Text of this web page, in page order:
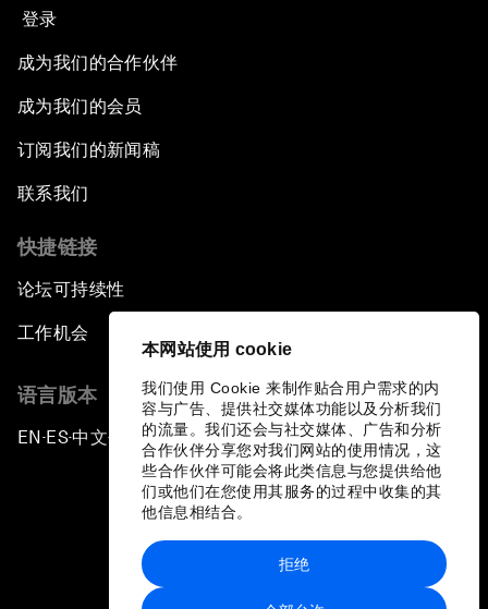
本网站使用 cookie
我们使用 Cookie 来制作贴合用户需求的内
容与广告、提供社交媒体功能以及分析我们
的流量。我们还会与社交媒体、广告和分析
合作伙伴分享您对我们网站的使用情况，这
些合作伙伴可能会将此类信息与您提供给他
们或他们在您使用其服务的过程中收集的其
他信息相结合。
拒绝
登录
成为我们的合作伙伴
成为我们的会员
订阅我们的新闻稿
联系我们
快捷链接
论坛可持续性
工作机会
语言版本
EN ▪ES▪中文▪ 日本語